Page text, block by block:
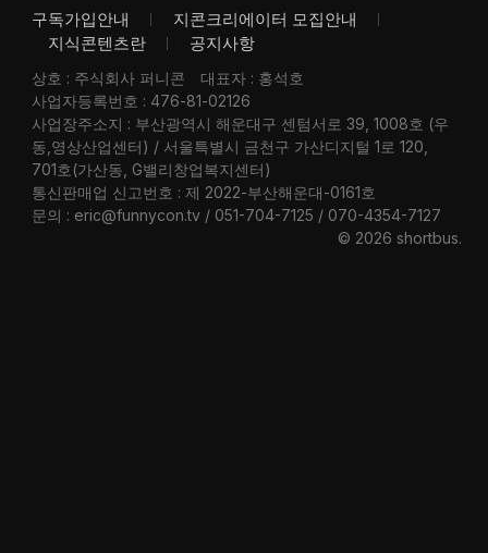
구독가입안내
지콘크리에이터 모집안내
지식콘텐츠란
공지사항
상호 : 주식회사 퍼니콘
대표자 : 홍석호
사업자등록번호 : 476-81-02126
사업장주소지 : 부산광역시 해운대구 센텀서로 39, 1008호 (우
동,영상산업센터) / 서울특별시 금천구 가산디지털 1로 120,
701호(가산동, G밸리창업복지센터)
통신판매업 신고번호 : 제 2022-부산해운대-0161호
문의 : eric@funnycon.tv / 051-704-7125 / 070-4354-7127
© 2026 shortbus.